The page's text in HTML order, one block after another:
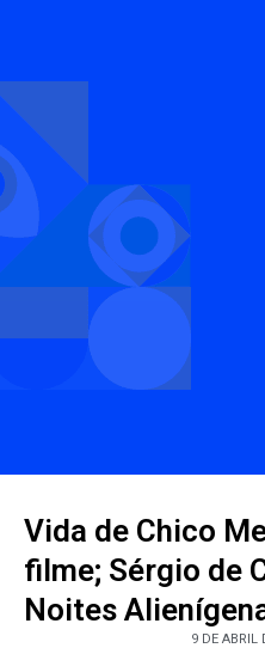
Vida de Chico
filme; Sérgio de
Noites
9 DE ABRIL